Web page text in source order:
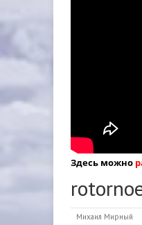
Здесь можно
Михаил Мирный